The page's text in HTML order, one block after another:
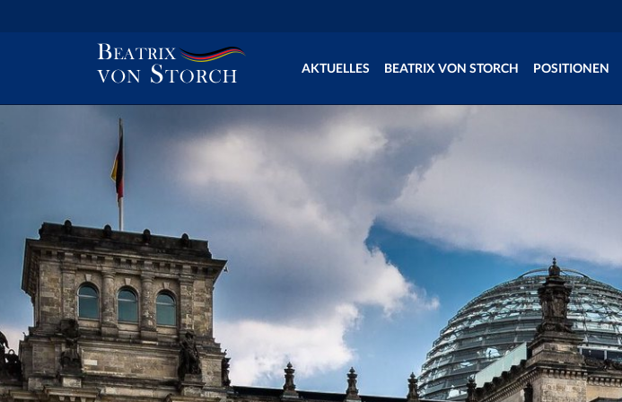
AKTUELLES BEATRIX VON STORCH POSITIONEN